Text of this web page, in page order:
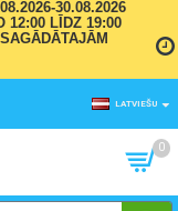
30.08.2026
12:00 LĪDZ 19:00
LATVIEŠU
0